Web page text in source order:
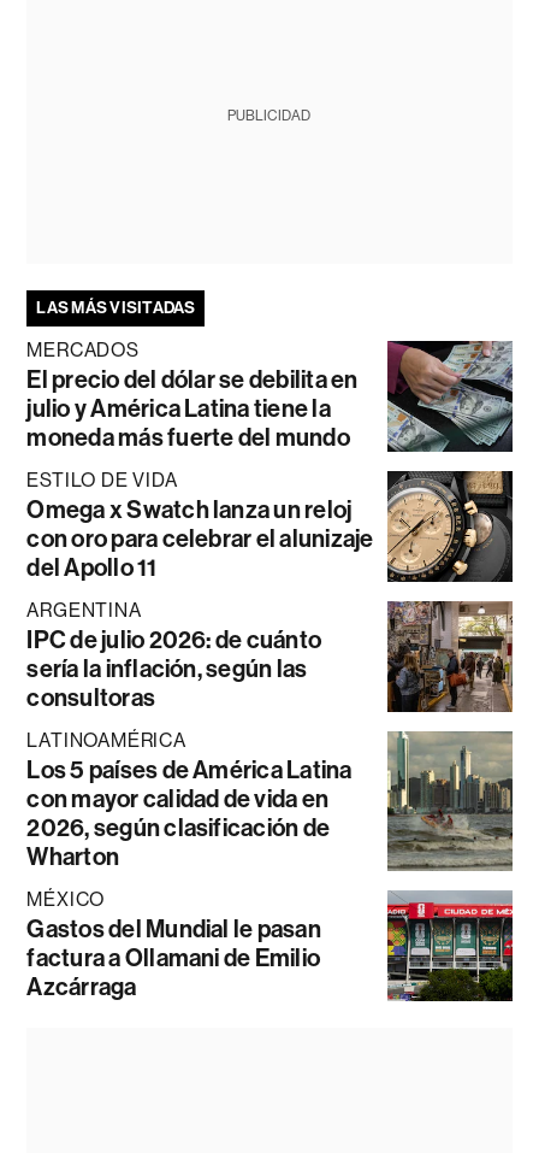
PUBLICIDAD
LAS MÁS VISITADAS
MERCADOS
El precio del dólar se debilita en
julio y América Latina tiene la
moneda más fuerte del mundo
ESTILO DE VIDA
Omega x Swatch lanza un reloj
con oro para celebrar el alunizaje
del Apollo 11
ARGENTINA
IPC de julio 2026: de cuánto
sería la inflación, según las
consultoras
LATINOAMÉRICA
Los 5 países de América Latina
con mayor calidad de vida en
2026, según clasificación de
Wharton
MÉXICO
Gastos del Mundial le pasan
factura a Ollamani de Emilio
Azcárraga